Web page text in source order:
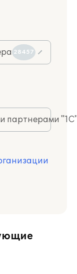
28457
партнерами